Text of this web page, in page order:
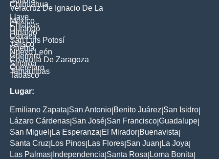
Chihuahua
Veracruz De Ignacio De La
Llave
México
Chiapas
Durango
Hidalgo
Oaxaca
San Luis Potosí
Jalisco
Puebla
Nuevo León
Guerrero
Coahuila De Zaragoza
Sinaloa
Querétaro
Tamaulipas
Tabasco
Lugar:
Emiliano Zapata San Antonio Benito Juárez San Isidro
Lázaro Cárdenas San José San Francisco Guadalupe
San Miguel
La Esperanza El Mirador Buenavista
Santa Cruz Los Pinos Las Flores San Juan La Joya
Las Palmas Independencia Santa Rosa Loma Bonita